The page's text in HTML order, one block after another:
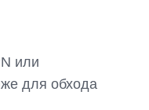
или
для обхода